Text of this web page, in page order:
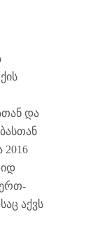
და
აქვს